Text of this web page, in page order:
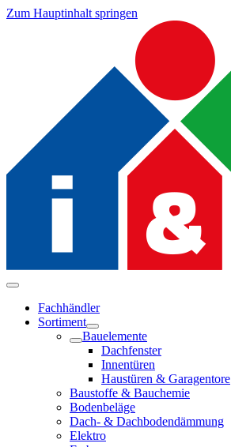
Zum Hauptinhalt springen
Fachhändler
Sortiment
Bauelemente
Dachfenster
Innentüren
Haustüren & Garagentore
Baustoffe & Bauchemie
Bodenbeläge
Dach- & Dachbodendämmung
Elektro